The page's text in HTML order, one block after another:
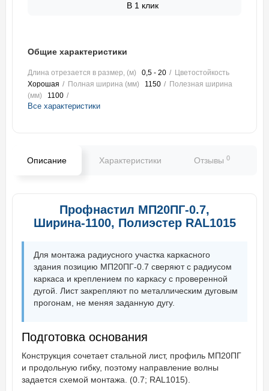
В 1 клик
Общие характеристики
Длина отрезается в размер, (м) 0,5 - 20
Цветостойкость
Хорошая
Полная ширина (мм) 1150
Полезная ширина
(мм)
1100
Все характеристики
Описание Характеристики Отзывы 0
Профнастил МП20ПГ-0.7,
Ширина-1100, Полиэстер RAL1015
Для монтажа радиусного участка каркасного
здания позицию МП20ПГ-0.7 сверяют с радиусом
каркаса и креплением по каркасу с проверенной
дугой. Лист закрепляют по металлическим дуговым
прогонам, не меняя заданную дугу.
Подготовка основания
Конструкция сочетает стальной лист, профиль МП20ПГ
и продольную гибку, поэтому направление волны
задается схемой монтажа. (0.7; RAL1015).